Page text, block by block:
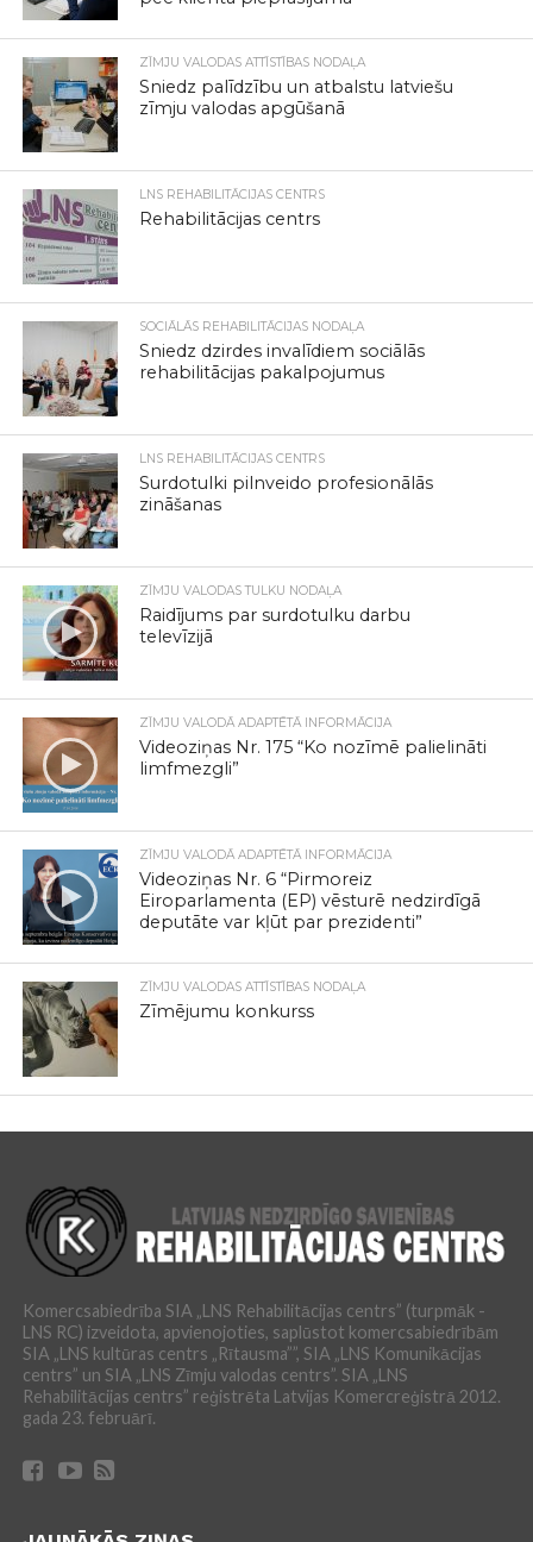
ZĪMJU VALODAS ATTĪSTĪBAS NODAĻA
Sniedz palīdzību un atbalstu latviešu
zīmju valodas apgūšanā
LNS REHABILITĀCIJAS CENTRS
Rehabilitācijas centrs
SOCIĀLĀS REHABILITĀCIJAS NODAĻA
Sniedz dzirdes invalīdiem sociālās
rehabilitācijas pakalpojumus
LNS REHABILITĀCIJAS CENTRS
Surdotulki pilnveido profesionālās
zināšanas
ZĪMJU VALODAS TULKU NODAĻA
Raidījums par surdotulku darbu
televīzijā
ZĪMJU VALODĀ ADAPTĒTĀ INFORMĀCIJA
Videoziņas Nr. 175 “Ko nozīmē palielināti
limfmezgli”
ZĪMJU VALODĀ ADAPTĒTĀ INFORMĀCIJA
Videoziņas Nr. 6 “Pirmoreiz
Eiroparlamenta (EP) vēsturē nedzirdīgā
deputāte var kļūt par prezidenti”
ZĪMJU VALODAS ATTĪSTĪBAS NODAĻA
Zīmējumu konkurss
Komercsabiedrība SIA „LNS Rehabilitācijas centrs” (turpmāk -
LNS RC) izveidota, apvienojoties, saplūstot komercsabiedrībām
SIA „LNS kultūras centrs „Rītausma””, SIA „LNS Komunikācijas
centrs” un SIA „LNS Zīmju valodas centrs”. SIA „LNS
Rehabilitācijas centrs” reģistrēta Latvijas Komercreģistrā 2012.
gada 23. februārī.